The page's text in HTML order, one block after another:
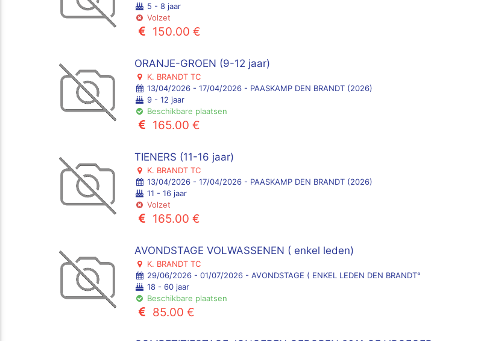
5 - 8 jaar
Volzet
150.00 €
ORANJE-GROEN (9-12 jaar)
K. BRANDT TC
13/04/2026 - 17/04/2026 - PAASKAMP DEN BRANDT (2026)
9 - 12 jaar
Beschikbare plaatsen
165.00 €
TIENERS (11-16 jaar)
K. BRANDT TC
13/04/2026 - 17/04/2026 - PAASKAMP DEN BRANDT (2026)
11 - 16 jaar
Volzet
165.00 €
AVONDSTAGE VOLWASSENEN ( enkel leden)
K. BRANDT TC
29/06/2026 - 01/07/2026 - AVONDSTAGE ( ENKEL LEDEN DEN BRANDT°
18 - 60 jaar
Beschikbare plaatsen
85.00 €